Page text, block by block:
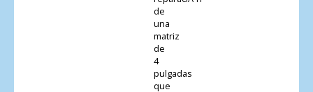
de
una
matriz
de
4
pulgadas
que